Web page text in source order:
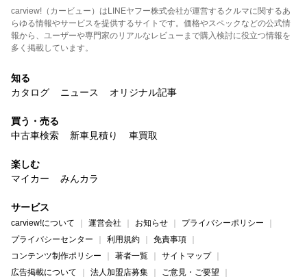
carview!（カービュー）はLINEヤフー株式会社が運営するクルマに関するあ
らゆる情報やサービスを提供するサイトです。価格やスペックなどの公式情
報から、ユーザーや専門家のリアルなレビューまで購入検討に役立つ情報を
多く掲載しています。
知る
カタログ
ニュース オリジナル記事
買う・売る
中古車検索
新車見積り 車買取
楽しむ
マイカー
みんカラ
サービス
carview!について 運営会社 お知らせ
プライバシーポリシー
プライバシーセンター
利用規約
免責事項
コンテンツ制作ポリシー
著者一覧
サイトマップ
広告掲載について
法人加盟店募集 ご意見・ご要望